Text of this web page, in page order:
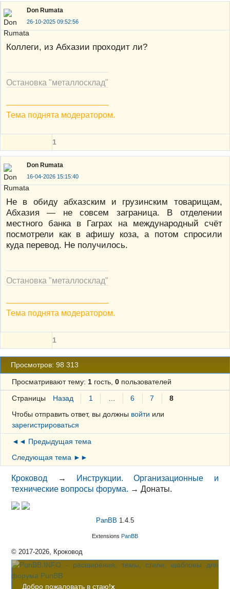
Don Rumata
26-10-2025 09:52:56
Коллеги, из Абхазии проходит ли?
Остановка "металлосклад"
Тема поднята модератором.
1
Don Rumata
16-04-2026 15:15:40
Не в обиду абхазским и грузинским товарищам,
Абхазия — не совсем заграница. В отделении
местного банка в Гаграх на международный счёт
посмотрели как в афишу коза, а потом спросили
куда перевод. Не получилось.
Остановка "металлосклад"
Тема поднята модератором.
1
Просмотров: 98 313
Просматривают тему: 1гость, 0пользователей
Страницы Назад 1 6 7
8
Чтобы отправить ответ, вы должны войти или
зарегистрироваться
◄◄ Предыдущая тема
Следующая тема ►►
Кроковод →
Инструкции. Организационные и
технические вопросы форума. →Донаты.
PanBB 1.4.5
Extensions PanBB
© 2017-2026, Кроковод
Добро пожаловать в стаю!x